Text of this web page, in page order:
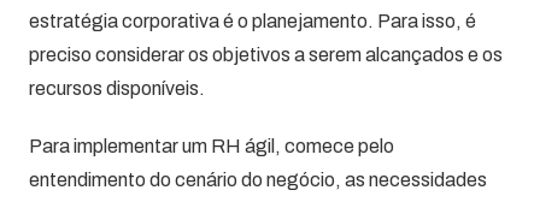
estratégia corporativa é o planejamento. Para isso, é
preciso considerar os objetivos a serem alcançados e os
recursos disponíveis.
Para implementar um RH ágil, comece pelo
entendimento do cenário do negócio, as necessidades